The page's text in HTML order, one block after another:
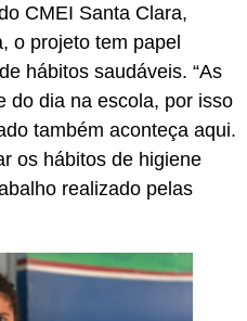
CMEI Santa Clara,
o projeto tem papel
hábitos saudáveis. “As
do dia na escola, por isso
também aconteça aqui.
os hábitos de higiene
realizado pelas